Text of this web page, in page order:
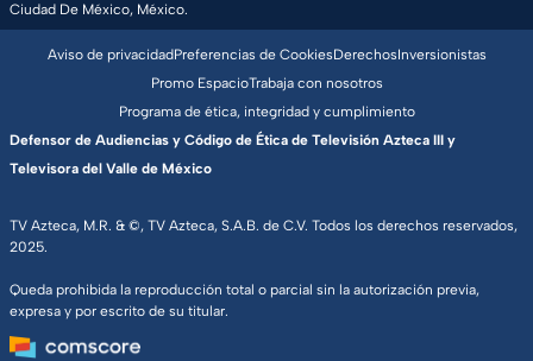
Ciudad De México, México.
TV Azteca, M.R. & ©, TV Azteca, S.A.B. de C.V. Todos los derechos reservados,
2025.
Queda prohibida la reproducción total o parcial sin la autorización previa,
expresa y por escrito de su titular.
Aviso de privacidadPreferencias de CookiesDerechosInversionistas
Promo EspacioTrabaja con nosotros
Programa de ética, integridad y cumplimiento
Defensor de Audiencias y Código de Ética de Televisión Azteca III y
Televisora del Valle de México